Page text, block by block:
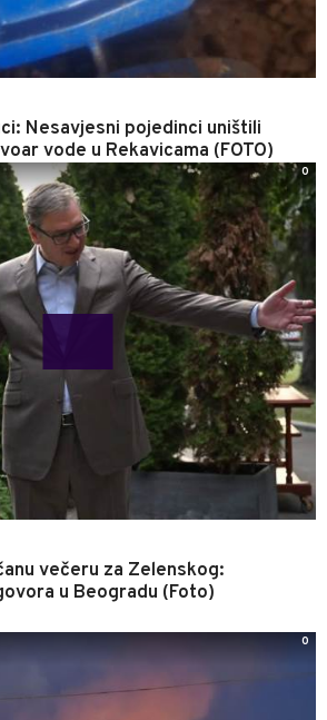
Nesavjesni pojedinci uništili
vode u Rekavicama (FOTO)
večeru za Zelenskog:
u Beogradu (Foto)
0
0